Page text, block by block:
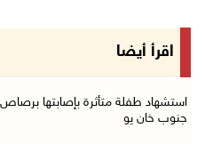
الاحتلال يعتقل 10 مواطنين ويقتحم بلدات ومناطق ...
إصابة شاب بشظايا رصاص
10/آب/2026 08:11 ص
اقرأ أيضا
استشهاد طفلة متأثرة بإصابتها برصاص
جنوب خان يو